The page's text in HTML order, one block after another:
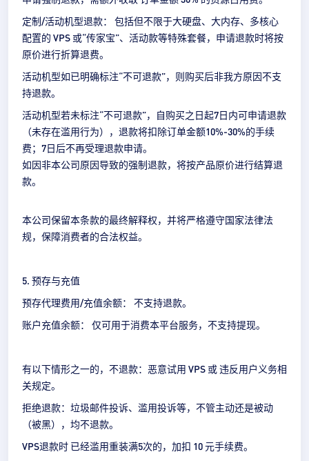
定制/活动机型退款： 包括但不限于大硬盘、大内存、多核心
配置的 VPS 或“传家宝”、活动款等特殊套餐，申请退款时将按
原价进行折算退费。
活动机型如已明确标注“不可退款”，则购买后非我方原因不支
持退款。
活动机型若未标注“不可退款”，自购买之日起7日内可申请退款
（未存在滥用行为），退款将扣除订单金额10%-30%的手续
费；7日后不再受理退款申请。
如因非本公司原因导致的强制退款，将按产品原价进行结算退
款。
本公司保留本条款的最终解释权，并将严格遵守国家法律法
规，保障消费者的合法权益。
5. 预存与充值
预存代理费用/充值余额： 不支持退款。
账户充值余额： 仅可用于消费本平台服务，不支持提现。
有以下情形之一的，不退款：恶意试用 VPS 或 违反用户义务相
关规定。
拒绝退款：垃圾邮件投诉、滥用投诉等，不管主动还是被动
（被黑），均不退款。
VPS退款时 已经滥用重装满5次的，加扣 10 元手续费。